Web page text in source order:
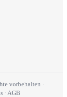
vorbehalten ·
· AGB